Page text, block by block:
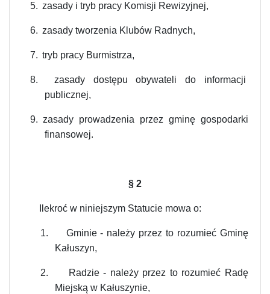
5. zasady i tryb pracy Komisji Rewizyjnej,
6. zasady tworzenia Klubów Radnych,
7. tryb pracy Burmistrza,
8.
zasady dostępu obywateli do informacji
publicznej,
9. zasady prowadzenia przez gminę gospodarki
finansowej.
§ 2
Ilekroć w niniejszym Statucie mowa o:
1.
Gminie - należy przez to rozumieć Gminę
Kałuszyn,
2.
Radzie - należy przez to rozumieć Radę
Miejską w Kałuszynie,